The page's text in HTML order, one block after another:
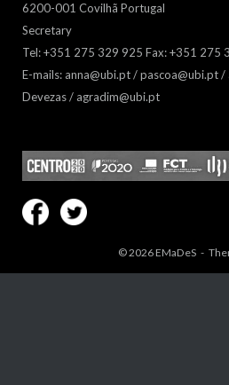
6200-001 Covilhã Portugal
Secretary
Tel: +351 275 329 925 Fax: +351 275
E-mails: anna@ubi.pt / pascoa@ubi.pt
Devezas / agradim@ubi.pt
© 2026EMaDeS